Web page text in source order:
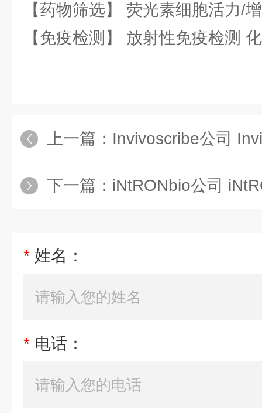
【药物筛选】 荧光素细胞活力/
【免疫检测】 放射性免疫检测
上一篇： Invivoscribe公司
下一篇： iNtRONbio公司
* 姓名：
* 电话：